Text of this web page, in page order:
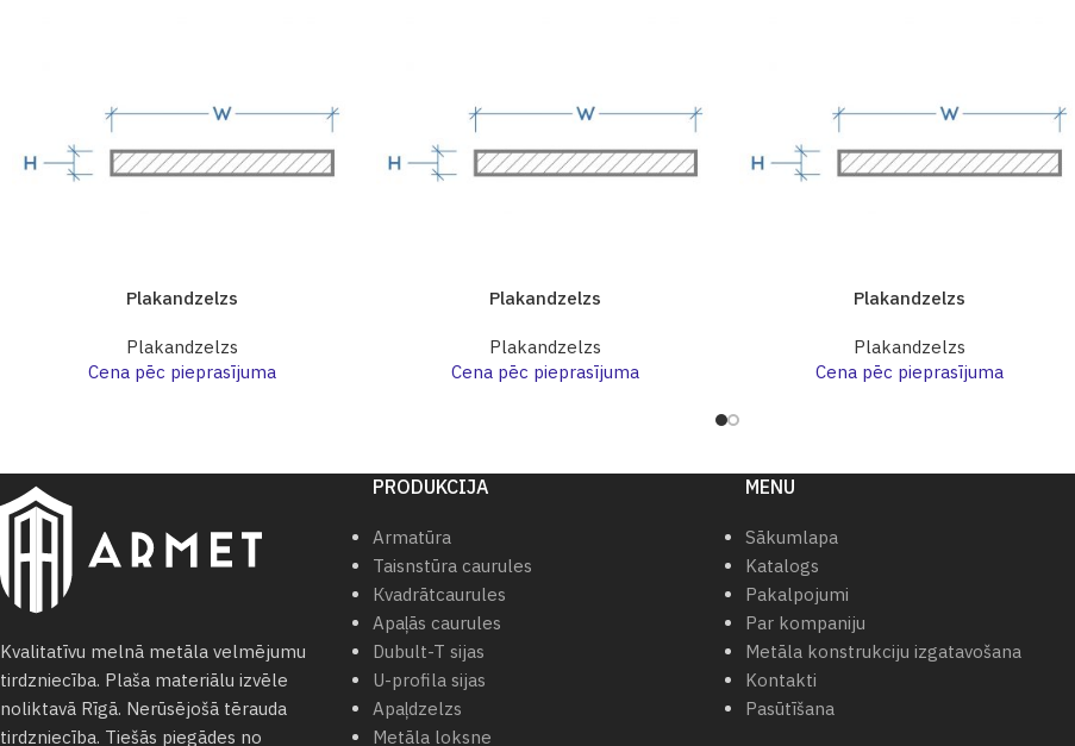
Plakandzelzs
Plakandzelzs
Cena pēc pieprasījuma
Plakandzelzs
Plakandzelzs
Cena pēc pieprasījuma
Plakandzelzs
Plakandzelzs
Cena pēc pieprasījuma
Kvalitatīvu melnā metāla velmējumu
tirdzniecība. Plaša materiālu izvēle
noliktavā Rīgā. Nerūsējošā tērauda
tirdzniecība. Tiešās piegādes no
PRODUKCIJA
Armatūra
Taisnstūra caurules
Кvadrātcaurules
Apaļās caurules
Dubult-T sijas
U-profila sijas
Apaļdzelzs
Metāla loksne
MENU
Sākumlapa
Katalogs
Pakalpojumi
Par kompaniju
Metāla konstrukciju izgatavošana
Kontakti
Pasūtīšana